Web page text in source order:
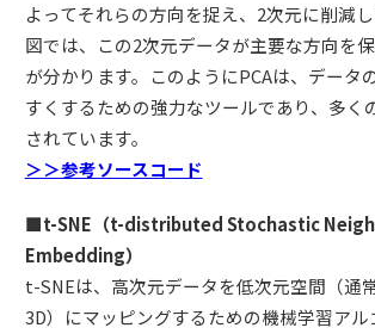
よってそれらの方向を捉え、2次元に削減
図では、この2次元データが主要な方向を
が分かります。このようにPCAは、データ
すくするための強力なツールであり、多く
されています。
＞＞参考ソースコード
■t-SNE（t-distributed Stochastic
Embedding）
t-SNEは、高次元データを低次元空間（通
3D）にマッピングするための機械学習アル